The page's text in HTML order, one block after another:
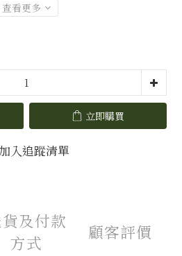
查看更多
立即購買
入追蹤清單
及付款
方式
顧客評價